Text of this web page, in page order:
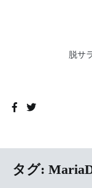
脱サ
タグ: